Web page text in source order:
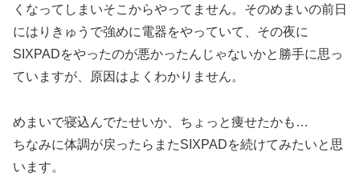
くなってしまいそこからやってません。そのめまいの前日
にはりきゅうで強めに電器をやっていて、その夜に
SIXPADをやったのが悪かったんじゃないかと勝手に思っ
ていますが、原因はよくわかりません。
めまいで寝込んでたせいか、ちょっと痩せたかも…
ちなみに体調が戻ったらまたSIXPADを続けてみたいと思
います。